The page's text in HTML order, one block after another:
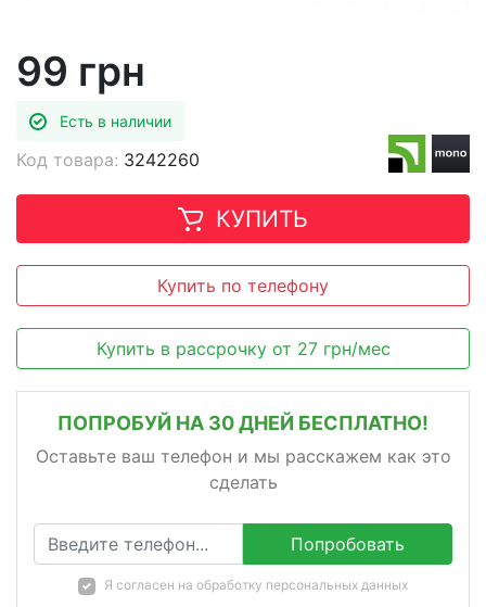
99 грн
Есть в наличии
Код товара: 3242260
КУПИТЬ
Купить по телефону
Купить в рассрочку от 27 грн/мес
ПОПРОБУЙ НА 30 ДНЕЙ БЕСПЛАТНО!
Оставьте ваш телефон и мы расскажем как это
сделать
Попробовать
Я согласен на обработку персональных данных